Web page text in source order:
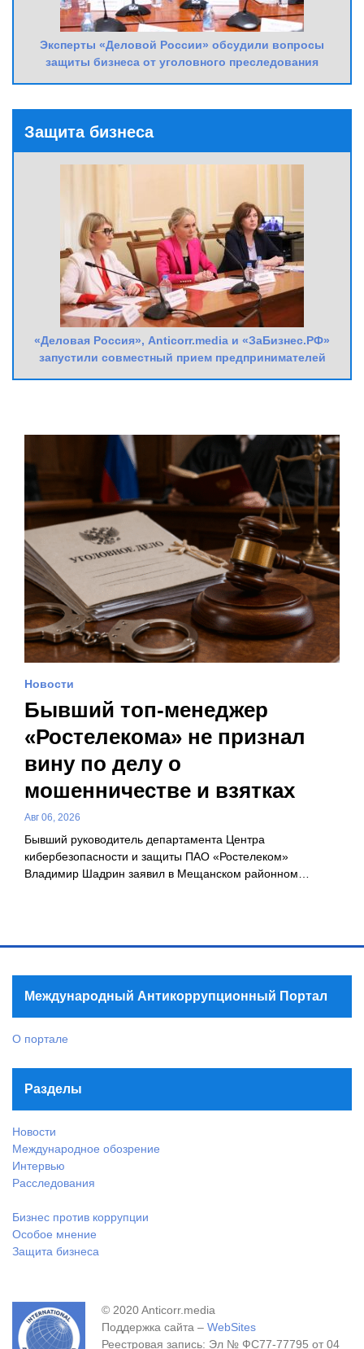
Эксперты «Деловой России» обсудили вопросы
защиты бизнеса от уголовного преследования
Защита бизнеса
«Деловая Россия», Anticorr.media и «ЗаБизнес.РФ»
запустили совместный прием предпринимателей
Новости
Бывший топ-менеджер
«Ростелекома» не признал
вину по делу о
мошенничестве и взятках
Авг 06, 2026
Бывший руководитель департамента Центра
кибербезопасности и защиты ПАО «Ростелеком»
Владимир Шадрин заявил в Мещанском районном…
Международный Антикоррупционный Портал
О портале
Разделы
Новости
Международное обозрение
Интервью
Расследования
Бизнес против коррупции
Особое мнение
Защита бизнеса
© 2020 Anticorr.media
Поддержка сайта – WebSites
Реестровая запись: Эл № ФС77-77795 от 04